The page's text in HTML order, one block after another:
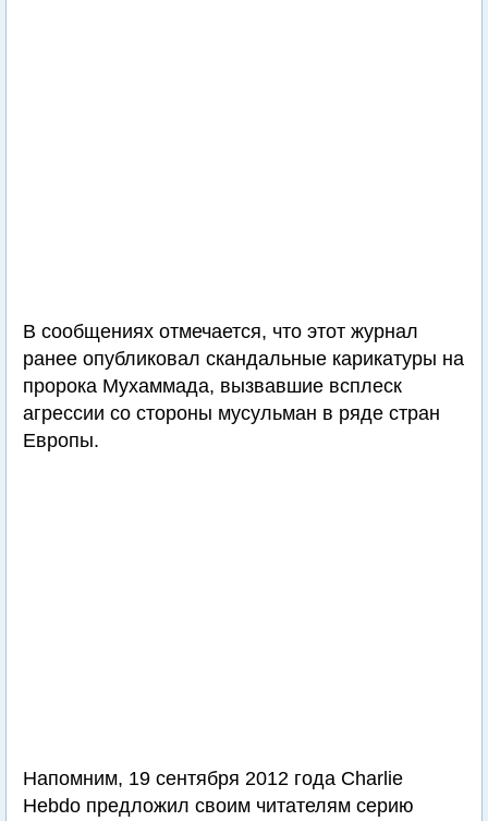
В сообщениях отмечается, что этот журнал
ранее опубликовал скандальные карикатуры на
пророка Мухаммада, вызвавшие всплеск
агрессии со стороны мусульман в ряде стран
Европы.
Напомним, 19 сентября 2012 года Charlie
Hebdo предложил своим читателям серию